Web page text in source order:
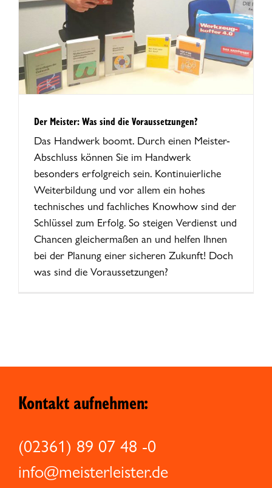
Der Meister: Was sind die Voraussetzungen?
Das Handwerk boomt. Durch einen Meister-
Abschluss können Sie im Handwerk
besonders erfolgreich sein. Kontinuierliche
Weiterbildung und vor allem ein hohes
technisches und fachliches Knowhow sind der
Schlüssel zum Erfolg. So steigen Verdienst und
Chancen gleichermaßen an und helfen Ihnen
bei der Planung einer sicheren Zukunft! Doch
was sind die Voraussetzungen?
Kontakt aufnehmen:
(02361) 89 07 48 -0
info@meisterleister.de